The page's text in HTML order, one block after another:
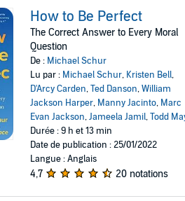
How to Be Perfect
The Correct Answer to Every Moral
Question
De : Michael Schur
Lu par : Michael Schur, Kristen Bell,
D'Arcy Carden,Ted Danson,William
Jackson Harper, Manny Jacinto, Marc
Evan Jackson,Jameela Jamil,Todd
Durée : 9 h et 13 min
Date de publication : 25/01/2022
Langue : Anglais
4,7 20 notations